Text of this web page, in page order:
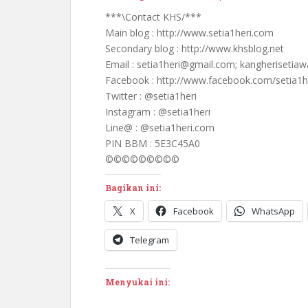
***\Contact KHS/***
Main blog : http://www.setia1heri.com
Secondary blog : http://www.khsblog.net
Email : setia1heri@gmail.com;
Facebook : http://www.facebook.com/
Twitter : @setia1heri
Instagram : @setia1heri
Line@ : @setia1heri.com
PIN BBM : 5E3C45A0
©©©©©©©©©
Bagikan ini:
X Facebook WhatsApp
Telegram
Menyukai ini: